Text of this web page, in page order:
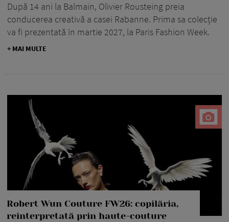
După 14 ani la Balmain, Olivier Rousteing preia
conducerea creativă a casei Rabanne. Prima sa colecție
va fi prezentată în martie 2027, la Paris Fashion Week.
+ MAI MULTE
Robert Wun Couture FW26: copilăria,
reinterpretată prin haute-couture